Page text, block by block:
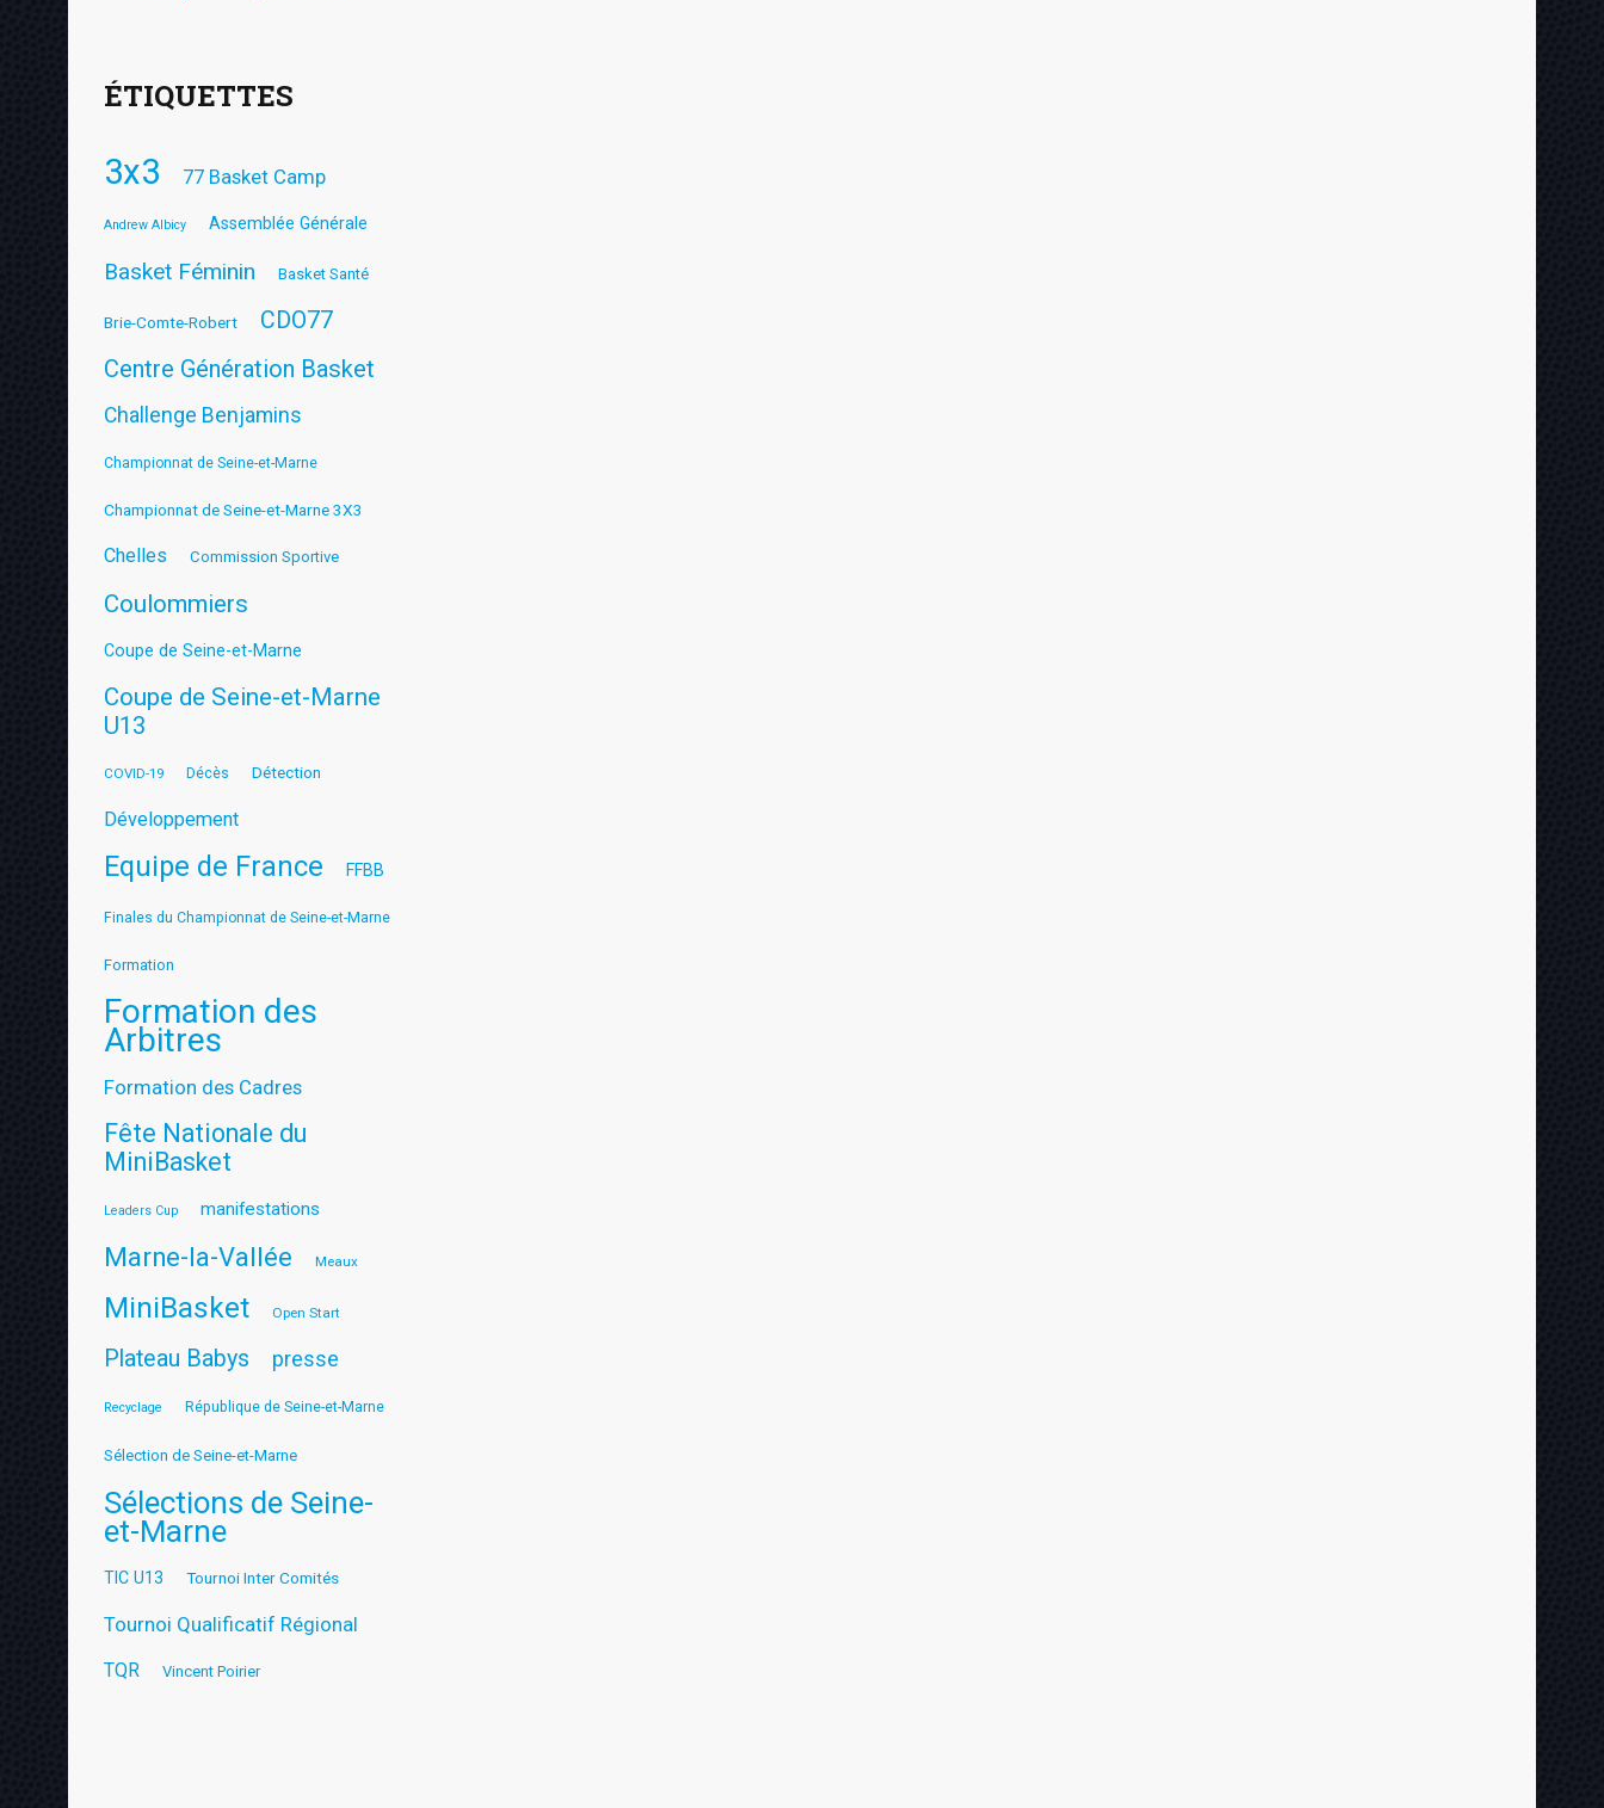
ÉTIQUETTES
3x3 77 Basket Camp
Andrew Albicy Assemblée Générale
Basket Féminin Basket Santé
Brie-Comte-Robert CDO77
Centre Génération Basket
Challenge Benjamins
Championnat de Seine-et-Marne
Championnat de Seine-et-Marne 3X3
Chelles Commission Sportive
Coulommiers
Coupe de Seine-et-Marne
Coupe de Seine-et-Marne
U13
COVID-19 Décès Détection
Développement
Equipe de France FFBB
Finales du Championnat de Seine-et-Marne
Formation
Formation des
Arbitres
Formation des Cadres
Fête Nationale du
MiniBasket
Leaders Cup manifestations
Marne-la-Vallée Meaux
MiniBasket Open Start
Plateau Babys presse
Recyclage République de Seine-et-Marne
Sélection de Seine-et-Marne
Sélections de Seine-
et-Marne
TIC U13 Tournoi Inter Comités
Tournoi Qualificatif Régional
TQR Vincent Poirier